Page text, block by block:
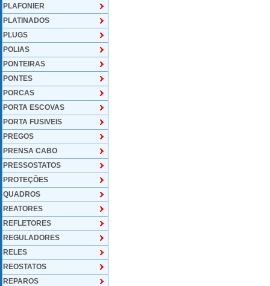
PLAFONIER
PLATINADOS
PLUGS
POLIAS
PONTEIRAS
PONTES
PORCAS
PORTA ESCOVAS
PORTA FUSIVEIS
PREGOS
PRENSA CABO
PRESSOSTATOS
PROTEÇÕES
QUADROS
REATORES
REFLETORES
REGULADORES
RELES
REOSTATOS
REPAROS